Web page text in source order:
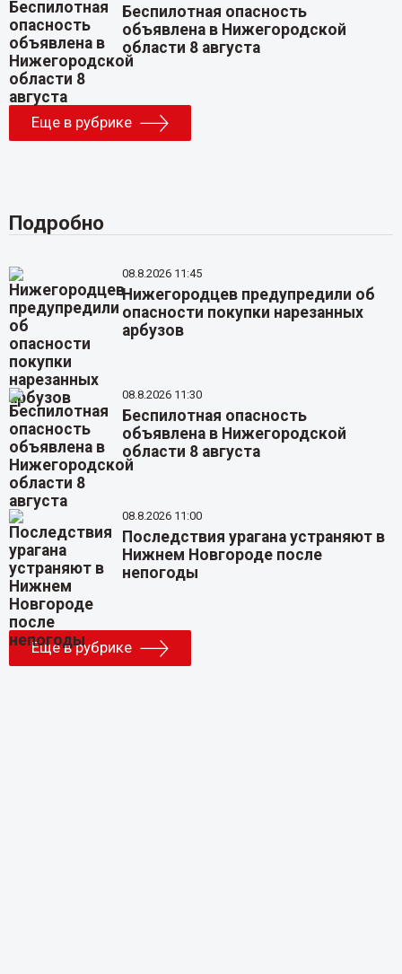
Беспилотная опасность
объявлена в Нижегородской
области 8 августа
Еще в рубрике
Подробно
08.8.2026 11:45
Нижегородцев предупредили об
опасности покупки нарезанных
арбузов
08.8.2026 11:30
Беспилотная опасность
объявлена в Нижегородской
области 8 августа
08.8.2026 11:00
Последствия урагана устраняют в
Нижнем Новгороде после
непогоды
Еще в рубрике